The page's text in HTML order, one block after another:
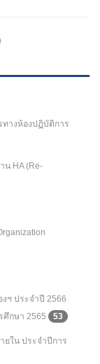
างห้องปฏิบัติการ
น HA (Re-
ฯ ประจำปี 2566
ศึกษา 2565
53
ยใน ประจำปีการ